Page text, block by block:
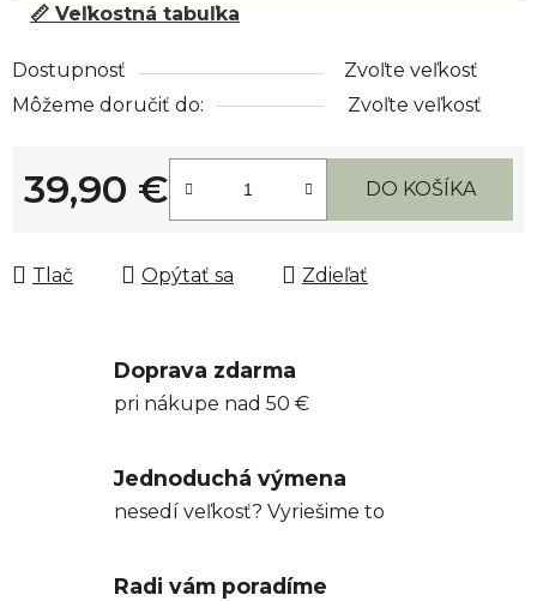
📏 Veľkostná tabuľka
Dostupnosť
Zvoľte veľkosť
Môžeme doručiť do:
Zvoľte veľkosť
39,90 €
Jednotková cena:
DO KOŠÍKA
Tlač Opýtať sa Zdieľať
Doprava zdarma
pri nákupe nad 50 €
Jednoduchá výmena
nesedí veľkosť? Vyriešime to
Radi vám poradíme